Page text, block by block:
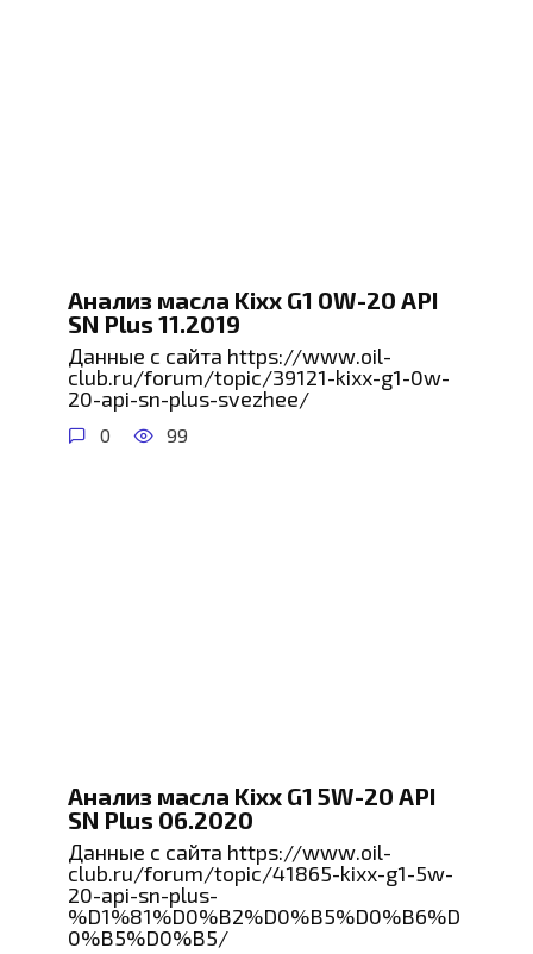
Анализ масла Kixx G1 0W-20 API
SN Plus 11.2019
Данные с сайта https://www.oil-
club.ru/forum/topic/39121-kixx-g1-0w-
20-api-sn-plus-svezhee/
0 99
Анализ масла Kixx G1 5W-20 API
SN Plus 06.2020
Данные с сайта https://www.oil-
club.ru/forum/topic/41865-kixx-g1-5w-
20-api-sn-plus-
%D1%81%D0%B2%D0%B5%D0%B6%D
0%B5%D0%B5/